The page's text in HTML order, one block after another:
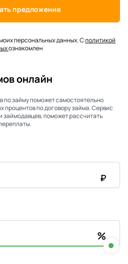
предложение
персональных данных. Сполитикой
ознакомлен
онлайн
по займу поможет самостоятельно
процентов по договору займа. Сервис
займодавцев, поможет рассчитать
₽
%